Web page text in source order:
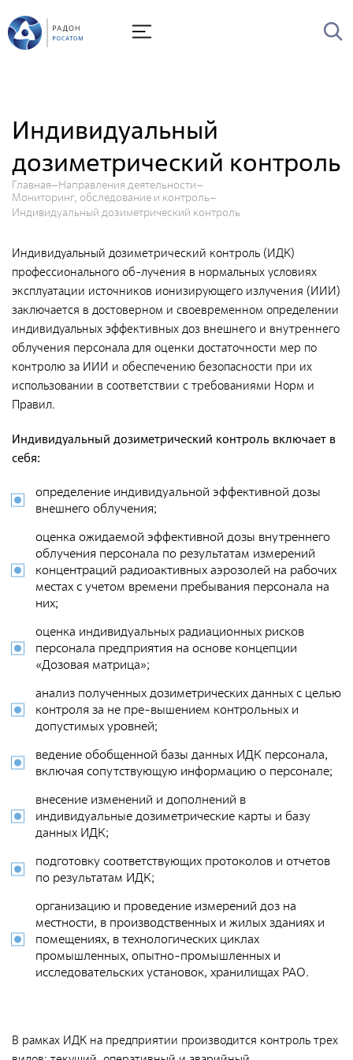
Индивидуальный
дозиметрический контроль
Главная
Направления деятельности
Мониторинг, обследование и контроль
Индивидуальный дозиметрический контроль
Индивидуальный дозиметрический контроль (ИДК)
профессионального об-лучения в нормальных условиях
эксплуатации источников ионизирующего излучения (ИИИ)
заключается в достоверном и своевременном определении
индивидуальных эффективных доз внешнего и внутреннего
облучения персонала для оценки достаточности мер по
контролю за ИИИ и обеспечению безопасности при их
использовании в соответствии с требованиями Норм и
Правил.
Индивидуальный дозиметрический контроль включает в
себя:
определение индивидуальной эффективной дозы
внешнего облучения;
оценка ожидаемой эффективной дозы внутреннего
облучения персонала по результатам измерений
концентраций радиоактивных аэрозолей на рабочих
местах с учетом времени пребывания персонала на
них;
оценка индивидуальных радиационных рисков
персонала предприятия на основе концепции
«Дозовая матрица»;
анализ полученных дозиметрических данных с целью
контроля за не пре-вышением контрольных и
допустимых уровней;
ведение обобщенной базы данных ИДК персонала,
включая сопутствующую информацию о персонале;
внесение изменений и дополнений в
индивидуальные дозиметрические карты и базу
данных ИДК;
подготовку соответствующих протоколов и отчетов
по результатам ИДК;
организацию и проведение измерений доз на
местности, в производственных и жилых зданиях и
помещениях, в технологических циклах
промышленных, опытно-промышленных и
исследовательских установок, хранилищах РАО.
В рамках ИДК на предприятии производится контроль трех
Лицензии
Миссия и видение
Ценности Росатома
Охрана труда
Научно-технический совет
Диссертационный совет
Системы менеджмента
Документы
Противодействие коррупции
Социальная политика
Политика в области качества
Из опыта зарубежных коллег
Международное сотрудничество
Устойчивое развитие
Поставщикам
Объявления
Экология
Общественные обсуждения
Документы и отчеты по экологической безопасности
Окончательные материалы оценки воздействия на
окружающую среду
Онлайн-мониторинг
СМИ о нас
Контакты
Обратная связь